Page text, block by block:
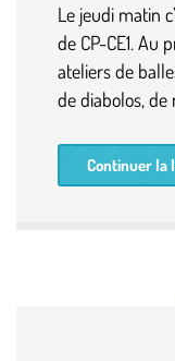
Le jeudi matin
de CP-CE1. Au
ateliers de
de diabolos,
Continuer la